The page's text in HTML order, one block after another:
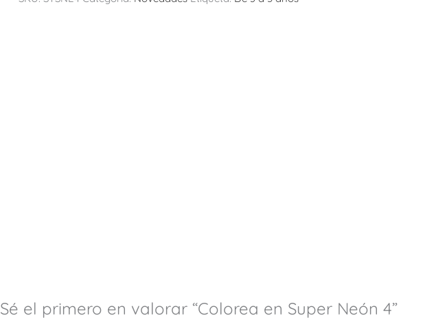
Sé el primero en valorar “Colorea en Super Neón 4”